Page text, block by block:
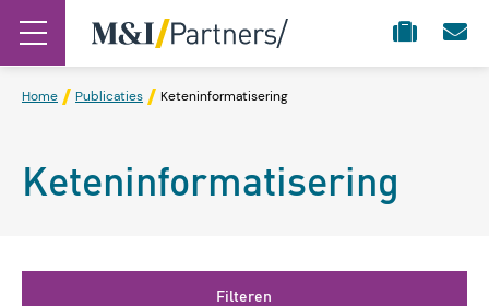
Home Publicaties Keteninformatisering
Keteninformatisering
Filteren